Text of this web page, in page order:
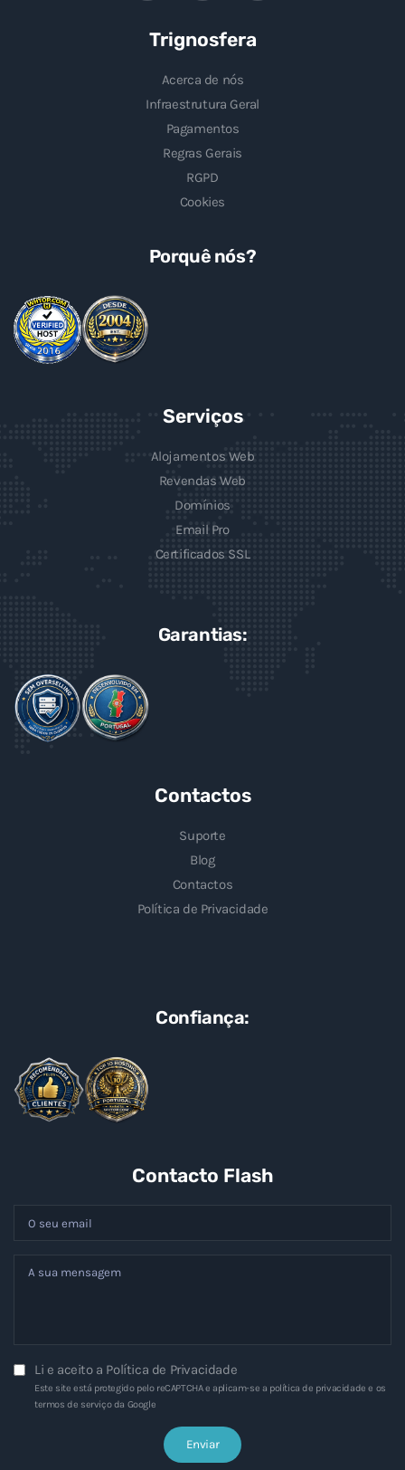
Trignosfera
Acerca de nós
Infraestrutura Geral
Pagamentos
Regras Gerais
RGPD
Cookies
Porquê nós?
Serviços
Alojamentos Web
Revendas Web
Domínios
Email Pro
Certificados SSL
Garantias:
Contactos
Suporte
Blog
Contactos
Política de Privacidade
Confiança:
Contacto Flash
Li e aceito a Política de Privacidade
Este site está protegido pelo reCAPTCHA e aplicam-se a política de privacidade e os
termos de serviçoda Google
Enviar